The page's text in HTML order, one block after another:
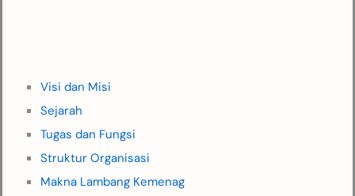
Visi dan Misi
Sejarah
Tugas dan Fungsi
Struktur Organisasi
Makna Lambang Kemenag